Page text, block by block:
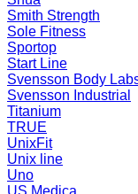
Smith Strength
Sole Fitness
Sportop
Start Line
Svensson Body
Svensson Industrial
Titanium
TRUE
UnixFit
Unix line
Uno
US Medica